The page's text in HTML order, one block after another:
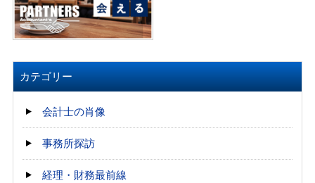
カテゴリー
会計士の肖像
事務所探訪
経理・財務最前線